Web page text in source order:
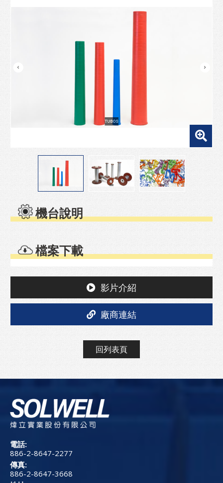
機台說明
檔案下載
影片介紹
廠商連結
回列表頁
電話:
886-2-8647-2277
傳真:
886-2-8647-3668